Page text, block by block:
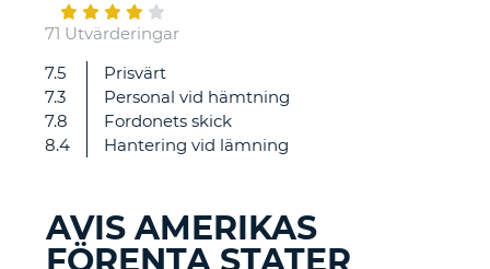
71 Utvärderingar
7.5
7.3
7.8
8.4
Prisvärt
Personal vid hämtning
Fordonets skick
Hantering vid lämning
Supersnabb
service
vid
utlämning
av
en
AVIS AMERIKAS
FÖRENTA STATER